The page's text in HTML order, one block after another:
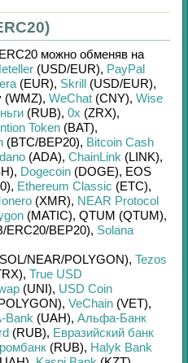
можно обменяв на
(USD/EUR), PayPal
(EUR), Skrill (USD/EUR),
(WMZ), WeChat (CNY), Wise
(RUB), 0x (ZRX),
Token (BAT),
(BTC/BEP20), Bitcoin Cash
(ADA), ChainLink (LINK),
, Dogecoin (DOGE), EOS
, Ethereum Classic (ETC),
(XMR), NEAR Protocol
(MATIC), QTUM (QTUM),
ERC20/BEP20), Solana
SOL/NEAR/POLYGON), Tezos
, True USD
(UNI), USD Coin
, VeChain (VET),
Bank (UAH), Альфа-Банк
(RUB), Евразийский банк
(RUB), Halyk Bank